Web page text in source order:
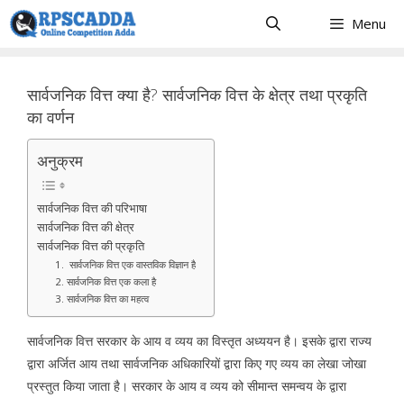
Skip
to
Menu
सार्वजनिक वित्त क्या है? सार्वजनिक वित्त के क्षेत्र तथा प्रकृति
का वर्णन
अनुक्रम
सार्वजनिक वित्त की परिभाषा
सार्वजनिक वित्त की क्षेत्र
सार्वजनिक वित्त की प्रकृति
1. सार्वजनिक वित्त एक वास्तविक विज्ञान है
2. सार्वजनिक वित्त एक कला है
3. सार्वजनिक वित्त का महत्व
सार्वजनिक वित्त सरकार के आय व व्यय का विस्तृत अध्ययन है। इसके द्वारा राज्य
द्वारा अर्जित आय तथा सार्वजनिक अधिकारियों द्वारा किए गए व्यय का लेखा जोखा
प्रस्तुत किया जाता है। सरकार के आय व व्यय को सीमान्त समन्वय के द्वारा